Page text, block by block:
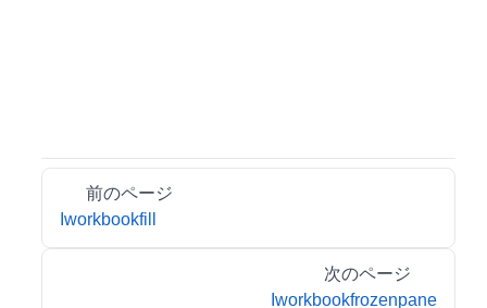
前のページ
Iworkbookfill
次のページ
Iworkbookfrozenpane